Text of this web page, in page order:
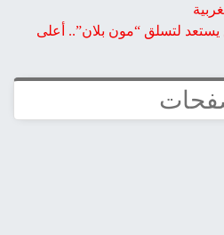
يستعد لتسلق “مون بلان”.. أعلى